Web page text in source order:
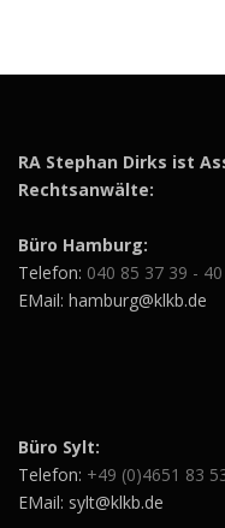
RA Stephan Dirks ist
Rechtsanwälte:
Büro Hamburg:
Telefon: 040 85 37 39 - 40
EMail: hamburg@klkb.de
Büro Sylt:
Telefon: +49 (0)4651 83
EMail: sylt@klkb.de